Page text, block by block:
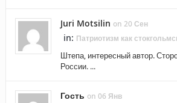
Juri Motsilin on 20 Сен
in: Патриотизм как
Штепа, интересный автор.
России. ...
Гость on 06 Янв